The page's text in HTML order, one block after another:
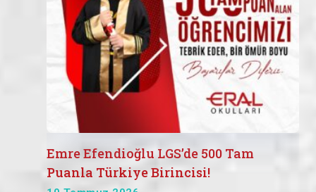
Emre Efendioğlu LGS’de 500 Tam
Puanla Türkiye Birincisi!